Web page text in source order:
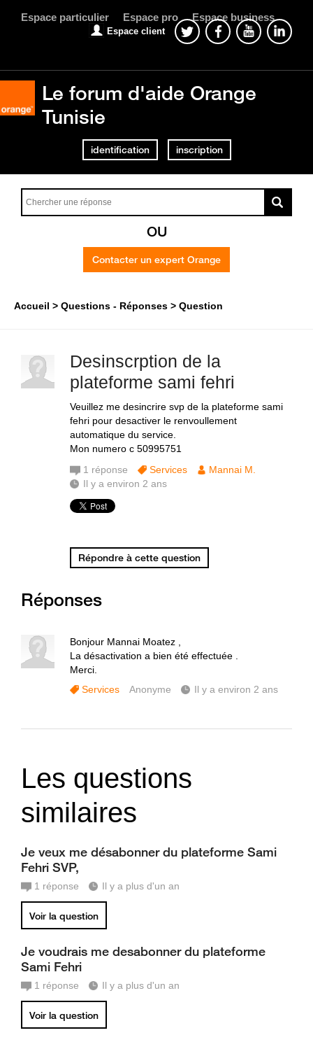
Espace particulier Espace pro Espace business
Espace client
Le forum d'aide Orange
Tunisie
identification inscription
OU
Contacter un expert Orange
Accueil Questions - Réponses Question
Desinscrption de la
plateforme sami fehri
Veuillez me desincrire svp de la plateforme sami
fehri pour desactiver le renvoullement
automatique du service.
Mon numero c 50995751
1 réponse Services
Mannai M.
Il y a environ 2 ans
Répondre à cette question
Réponses
Bonjour Mannai Moatez ,
La désactivation a bien été effectuée .
Merci.
Services
Anonyme Il y a environ 2 ans
Les questions
similaires
Je veux me désabonner du plateforme Sami
Fehri SVP,
1 réponse Il y a plus d'un an
Voir la question
Je voudrais me desabonner du plateforme
Sami Fehri
1 réponse Il y a plus d'un an
Voir la question